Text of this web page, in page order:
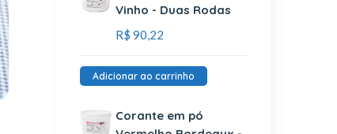
Vinho - Duas Rodas
R$ 90,22
Adicionar ao carrinho
Corante em pó